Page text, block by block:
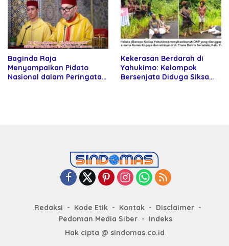
Baginda Raja
Menyampaikan Pidato
Nasional dalam Peringatan
Kekerasan Berdarah di
Yahukimo: Kelompok
Bersenjata Diduga Siksa
Redaksi Kode Etik Kontak
Disclaimer
Pedoman Media Siber
Indeks
Hak cipta @ sindomas.co.id